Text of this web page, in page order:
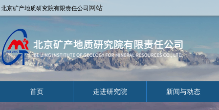
北京矿产地质研究院有限责任公司网站
首页 走进研究院 新闻与动态